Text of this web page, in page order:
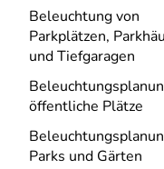
Beleuchtung von
Parkplätzen,
und Tiefgaragen
öffentliche Plätze
Parks und Gärten